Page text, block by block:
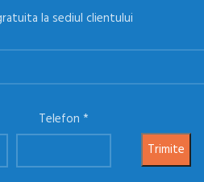
la sediul clientului
Telefon